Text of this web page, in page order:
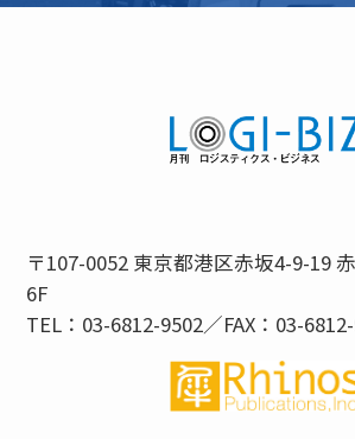
〒107-0052 東京都港区赤坂4-9-19
6F
TEL：03-6812-9502／FAX：03-